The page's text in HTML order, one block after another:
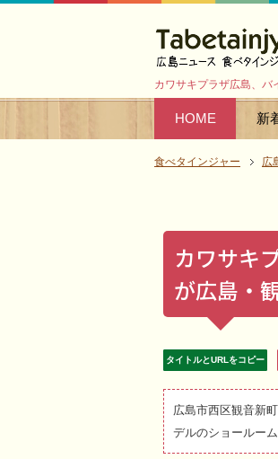
カワサキプラザ広島、バ
HOME 新
食べタインジャー 広
カワサキ
が広島・
タイトルとURLをコピー
広島市西区観音新
デルのショールー